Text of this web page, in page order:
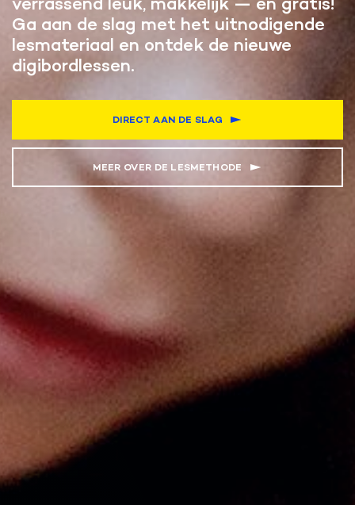
Ga aan de slag met het uitnodigende
lesmateriaal en ontdek de nieuwe
digibordlessen.
DIRECT AAN DE SLAG
MEER OVER DE LESMETHODE